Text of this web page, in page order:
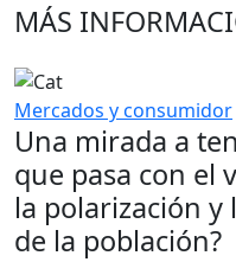
MÁS
Mercados y consumidor
Una mirada a
que pasa con el
la polarización y
de la población?